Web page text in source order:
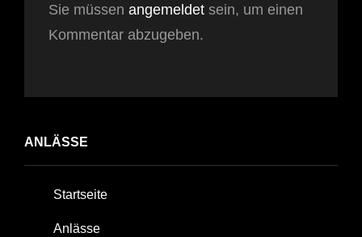
Sie müssen angemeldet sein, um einen
Kommentar abzugeben.
ANLÄSSE
Startseite
Anlässe